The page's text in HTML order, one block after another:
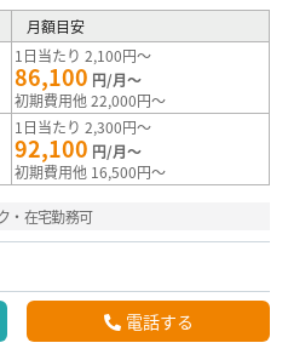
月額目安
1日当たり 2,100円～
86,100 円/月～
初期費用他 22,000円～
1日当たり 2,300円～
92,100 円/月～
初期費用他 16,500円～
・在宅勤務可
電話する